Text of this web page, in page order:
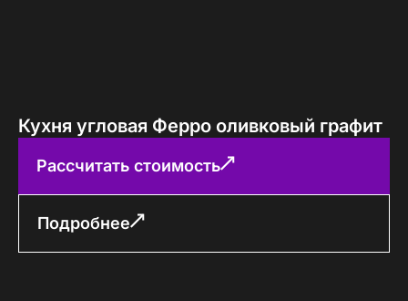
Кухня угловая Ферро оливковый графит
Рассчитать стоимость
Подробнее